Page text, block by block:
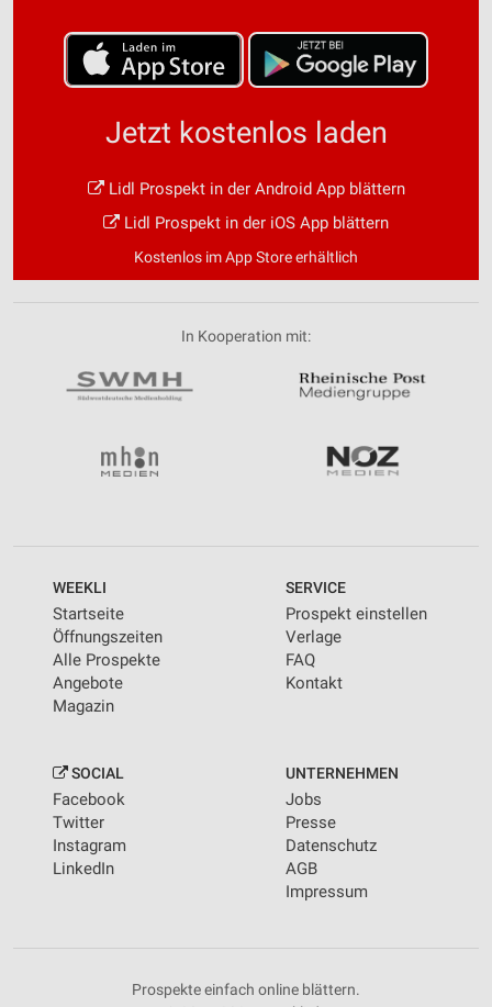
Jetzt kostenlos laden
Lidl Prospekt in der Android App blättern
Lidl Prospekt in der iOS App blättern
Kostenlos im App Store erhältlich
In Kooperation mit:
WEEKLI
Startseite
Öffnungszeiten
Alle Prospekte
Angebote
Magazin
SERVICE
Prospekt einstellen
Verlage
FAQ
Kontakt
SOCIAL
Facebook
Twitter
Instagram
LinkedIn
UNTERNEHMEN
Jobs
Presse
Datenschutz
AGB
Impressum
Prospekte einfach online blättern.